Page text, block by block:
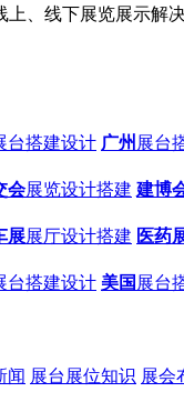
上、线下展览展示解
台搭建设计 广州 展台
会展览设计搭建 建博
展展厅设计搭建 医药
台搭建设计 美国 展台
闻 展台展位知识 展会